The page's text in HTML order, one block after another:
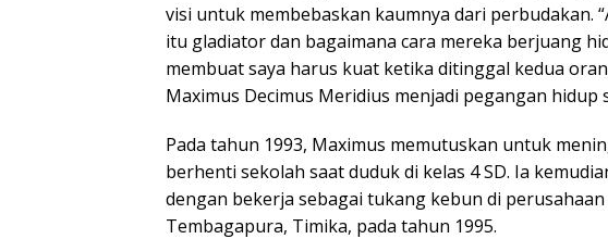
visi untuk membebaskan kaumnya dari perbudakan.
itu gladiator dan bagaimana cara mereka berjuang
membuat saya harus kuat ketika ditinggal kedua
Maximus Decimus Meridius menjadi pegangan hidup
Pada tahun 1993, Maximus memutuskan untuk
berhenti sekolah saat duduk di kelas 4 SD. Ia
dengan bekerja sebagai tukang kebun di
Tembagapura, Timika, pada tahun 1995.